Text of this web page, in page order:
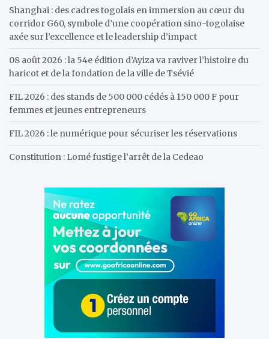
Shanghai : des cadres togolais en immersion au cœur du
corridor G60, symbole d’une coopération sino-togolaise
axée sur l’excellence et le leadership d’impact
08 août 2026 : la 54e édition d’Ayiza va raviver l’histoire du
haricot et de la fondation de la ville de Tsévié
FIL 2026 : des stands de 500 000 cédés à 150 000 F pour
femmes et jeunes entrepreneurs
FIL 2026 : le numérique pour sécuriser les réservations
Constitution : Lomé fustige l’arrêt de la Cedeao